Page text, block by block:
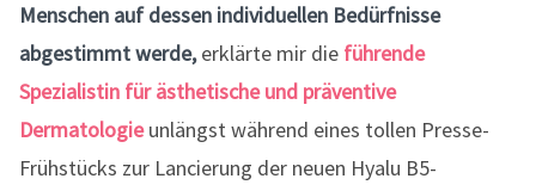
Menschen auf dessen individuellen Bedürfnisse
abgestimmt werde,erklärte mir die führende
Spezialistin für ästhetische und präventive
Dermatologieunlängst während eines tollen Presse-
Frühstücks zur Lancierung der neuen Hyalu B5-